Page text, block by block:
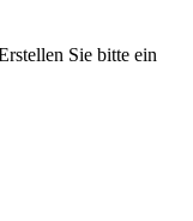
Sie bitte ein